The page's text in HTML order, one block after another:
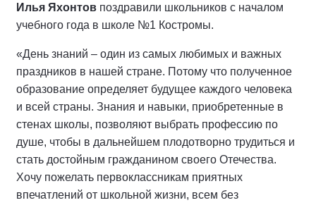
Илья Яхонтов поздравили школьников с началом
учебного года в школе №1 Костромы.
«День знаний – один из самых любимых и важных
праздников в нашей стране. Потому что полученное
образование определяет будущее каждого человека
и всей страны. Знания и навыки, приобретенные в
стенах школы, позволяют выбрать профессию по
душе, чтобы в дальнейшем плодотворно трудиться и
стать достойным гражданином своего Отечества.
Хочу пожелать первоклассникам приятных
впечатлений от школьной жизни, всем без